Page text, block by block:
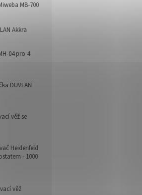
MB-700
Akkra
04 pro 4
DUVLAN
věž se
Heidenfeld
- 1000
věž